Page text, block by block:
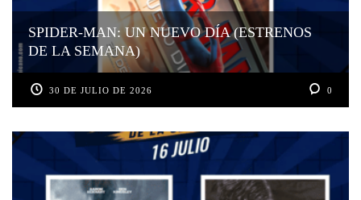
SPIDER-MAN: UN NUEVO DÍA (ESTRENOS
DE LA SEMANA)
30 DE JULIO DE 2026 0